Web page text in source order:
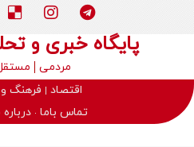
پایگاه خبری و
مردمی
اقتصاد
فرهنگ و
تماس باما درباره